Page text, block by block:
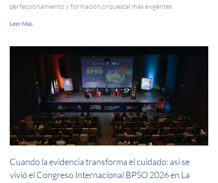
perfeccionamiento y formación orquestal más exigentes
Leer Más
Cuando la evidencia transforma el cuidado: así se
vivió el Congreso Internacional BPSO 2026 en La